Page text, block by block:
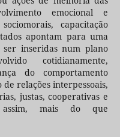
emocional e
capacitação
apontam para uma
inseridas num plano
cotidianamente,
do comportamento
relações interpessoais,
justas, cooperativas e
assim, mais do que